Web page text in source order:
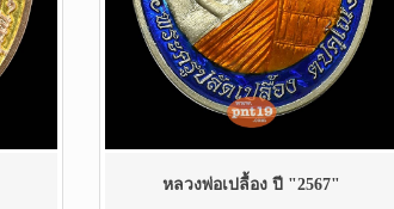
หลวงพ่อเปลื้อง ปี "2567"